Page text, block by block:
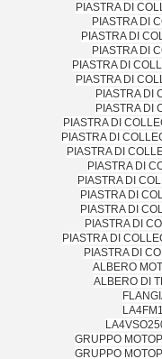
PIASTRA DI
PIASTRA DI
PIASTRA DI
PIASTRA DI
PIASTRA DI
PIASTRA DI
PIASTRA DI
PIASTRA DI
PIASTRA DI
PIASTRA DI
PIASTRA DI
PIASTRA DI
PIASTRA DI
PIASTRA DI
PIASTRA DI
PIASTRA DI
PIASTRA DI
PIASTRA DI
ALBERO
ALBERO DI
GRUPPO
GRUPPO